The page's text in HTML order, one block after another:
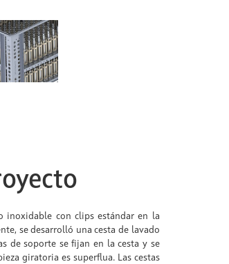
inoxidable con clips estándar en la
se desarrolló una cesta de lavado
de soporte se fijan en la cesta y se
giratoria es superflua. Las cestas